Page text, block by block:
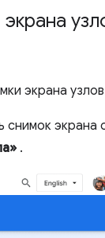
экрана
экрана
.